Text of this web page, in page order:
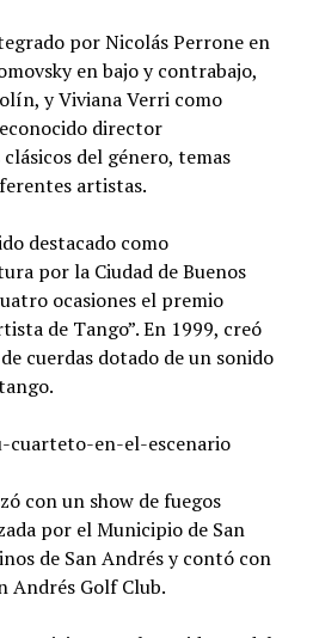
por Nicolás Perrone en
en bajo y contrabajo,
y Viviana Verri como
director
del género, temas
artistas.
destacado como
por la Ciudad de Buenos
ocasiones el premio
de Tango”. En 1999, creó
cuerdas dotado de un sonido
con un show de fuegos
por el Municipio de San
de San Andrés y contó con
Andrés Golf Club.